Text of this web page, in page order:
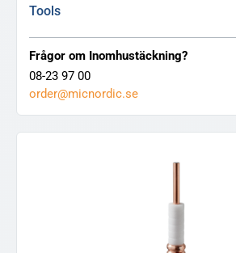
Tools
Frågor om Inomhustäckning?
08-23 97 00
order@micnordic.se